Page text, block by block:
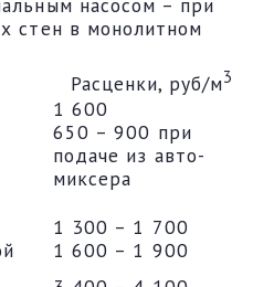
стен в монолитном
Расценки, руб/м3
1 600
650 – 900 при
подаче из авто-
миксера
1 300 – 1 700
1 600 – 1 900